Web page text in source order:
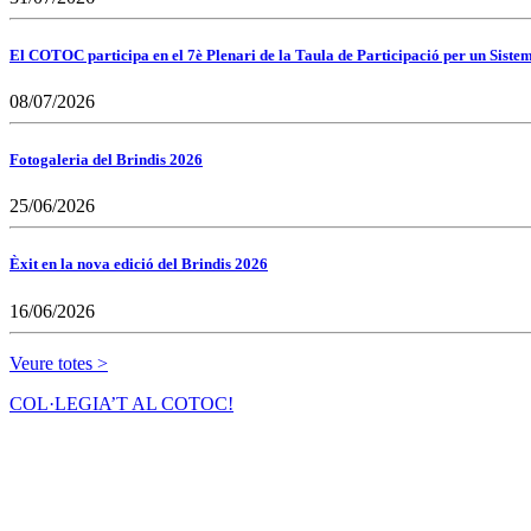
El COTOC participa en el 7è Plenari de la Taula de Participació per un
08/07/2026
Fotogaleria del Brindis 2026
25/06/2026
Èxit en la nova edició del Brindis 2026
16/06/2026
Veure totes >
COL·LEGIA’T AL COTOC!